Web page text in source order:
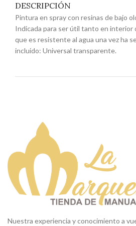
DESCRIPCIÓN
Pintura en spray con resinas de bajo
Indicada para ser útil tanto en interior
que es resistente al agua una vez ha
incluido: Universal transparente.
Nuestra experiencia y conocimiento a